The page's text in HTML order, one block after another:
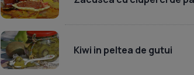
Kiwi in peltea de gutui